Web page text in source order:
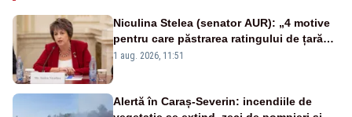
Niculina Stelea (senator AUR): „4 motive
pentru care păstrarea ratingului de țară
nu este o reușită pentru Guvernul
1 aug. 2026, 11:51
Alertă în Caraș-Severin: incendiile de